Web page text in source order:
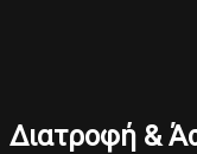
Διατροφή &